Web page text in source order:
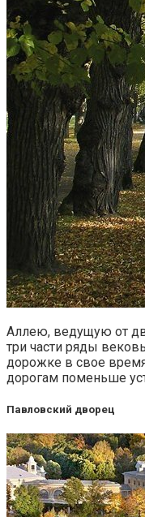
Аллею, ведущую от
три части ряды
дорожке в свое
дорогам поменьше
Павловский дворец